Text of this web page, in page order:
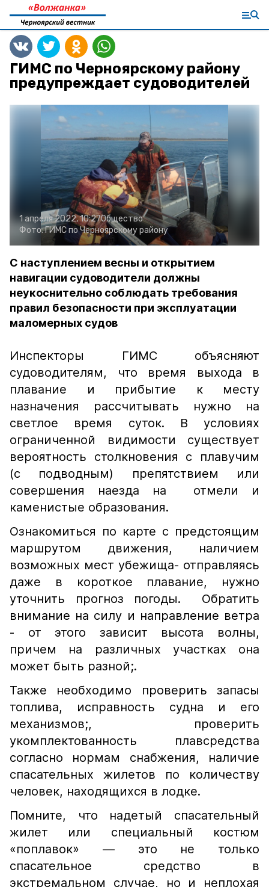
ГИМС по Черноярскому району
предупреждает судоводителей
1 апреля 2022, 10:27Общество
Фото:ГИМС по Черноярскому району
С наступлением весны и открытием
навигации судоводители должны
неукоснительно соблюдать требования
правил безопасности при эксплуатации
маломерных судов
Инспекторы ГИМС объясняют
судоводителям, что время выхода в
плавание и прибытие к месту
назначения рассчитывать нужно на
светлое время суток. В условиях
ограниченной видимости существует
вероятность столкновения с плавучим
(с подводным) препятствием или
совершения наезда на отмели и
каменистые образования.
Ознакомиться по карте с предстоящим
маршрутом движения, наличием
возможных мест убежища- отправляясь
даже в короткое плавание, нужно
уточнить прогноз погоды. Обратить
внимание на силу и направление ветра
- от этого зависит высота волны,
причем на различных участках она
может быть разной;.
Также необходимо проверить запасы
топлива, исправность судна и его
механизмов;, проверить
укомплектованность плавсредства
согласно нормам снабжения, наличие
спасательных жилетов по количеству
человек, находящихся в лодке.
Помните, что надетый спасательный
жилет или специальный костюм
«поплавок» — это не только
спасательное средство в
экстремальном случае, но и неплохая